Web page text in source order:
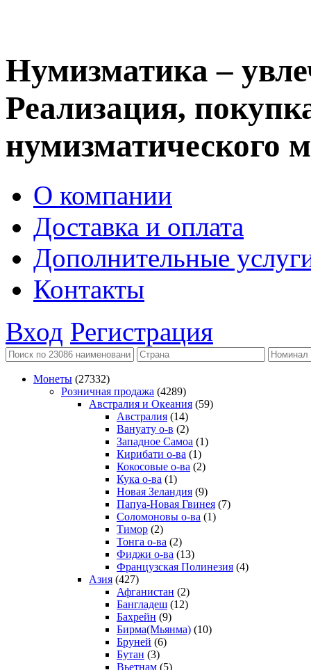
Нумизматика –
Реализация,
нумизматического
О компании
Доставка и оплата
Дополнительные
Контакты
Вход Регистрация
Монеты (27332)
Розничная продажа (4289)
Австралия и Океания (59)
Австралия (14)
Вануату о-в (2)
Западное Самоа (1)
Кирибати о-ва (1)
Кокосовые о-ва (2)
Кука о-ва (1)
Новая Зеландия (9)
Папуа-Новая Гвинея (7)
Соломоновы о-ва (1)
Тимор (2)
Тонга о-ва (2)
Фиджи о-ва (13)
Французская Полинезия (4)
Азия (427)
Афганистан (2)
Бангладеш (12)
Бахрейн (9)
Бирма(Мьянма) (10)
Бруней (6)
Бутан (3)
Вьетнам (5)